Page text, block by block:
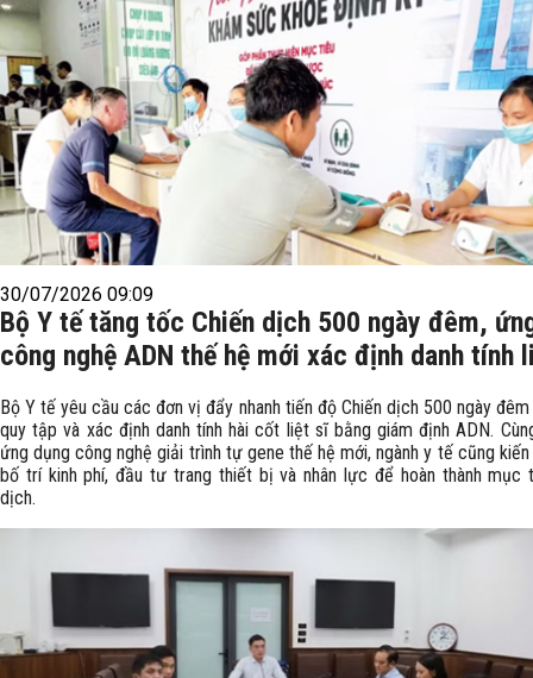
30/07/2026 09:09
Bộ Y tế tăng tốc Chiến dịch 500 ngày đêm,
công nghệ ADN thế hệ mới xác định danh tính
Bộ Y tế yêu cầu các đơn vị đẩy nhanh tiến độ Chiến dịch 500 ngày
quy tập và xác định danh tính hài cốt liệt sĩ bằng giám định ADN.
ứng dụng công nghệ giải trình tự gene thế hệ mới, ngành y tế cũng
bố trí kinh phí, đầu tư trang thiết bị và nhân lực để hoàn thành mục
dịch.